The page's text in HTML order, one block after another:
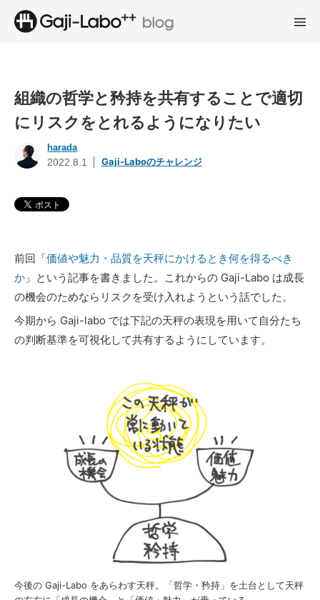
組織の哲学と矜持を共有することで適切
にリスクをとれるようになりたい
harada
2022.8.1 Gaji-Laboのチャレンジ
前回「価値や魅力・品質を天秤にかけるとき何を得るべき
か 」という記事を書きました。これからの Gaji-Labo は成長
の機会のためならリスクを受け入れようという話でした。
今期から Gaji-labo では下記の天秤の表現を用いて自分たち
の判断基準を可視化して共有するようにしています。
今後の Gaji-Labo をあらわす天秤。「哲学・矜持」を土台として天秤